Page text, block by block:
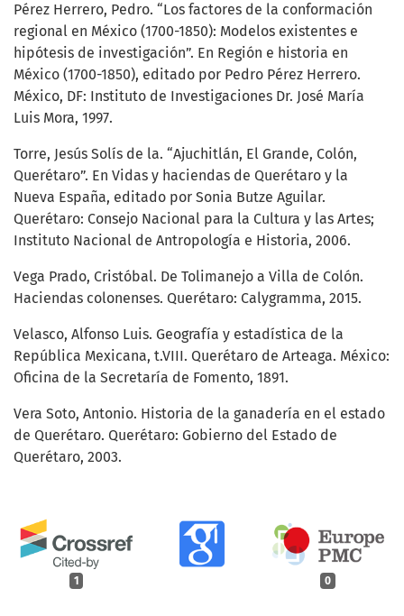
1 0
Pérez Herrero, Pedro. “Los factores de la conformación
regional en México (1700-1850): Modelos existentes e
hipótesis de investigación”. En Región e historia en
México (1700-1850), editado por Pedro Pérez Herrero.
México, DF: Instituto de Investigaciones Dr. José María
Luis Mora, 1997.
Torre, Jesús Solís de la. “Ajuchitlán, El Grande, Colón,
Querétaro”. En Vidas y haciendas de Querétaro y la
Nueva España, editado por Sonia Butze Aguilar.
Querétaro: Consejo Nacional para la Cultura y las Artes;
Instituto Nacional de Antropología e Historia, 2006.
Vega Prado, Cristóbal. De Tolimanejo a Villa de Colón.
Haciendas colonenses. Querétaro: Calygramma, 2015.
Velasco, Alfonso Luis. Geografía y estadística de la
República Mexicana, t.VIII. Querétaro de Arteaga. México:
Oficina de la Secretaría de Fomento, 1891.
Vera Soto, Antonio. Historia de la ganadería en el estado
de Querétaro. Querétaro: Gobierno del Estado de
Querétaro, 2003.